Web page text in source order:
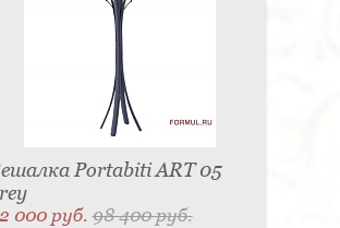
Portabiti ART 05
000 руб.98 400 руб.